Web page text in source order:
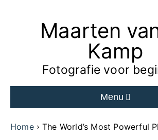
Maarten
Kamp
Fotografie voor
Menu
Home The World’s Most Powerful